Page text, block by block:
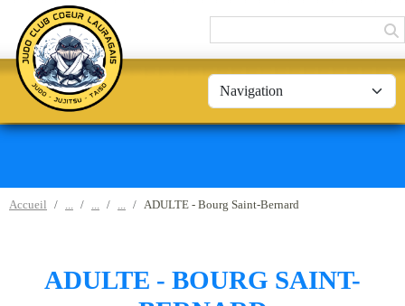
Accueil ADULTE - Bourg Saint-Bernard
ADULTE - BOURG SAINT-
Panneau de gestion des cookies